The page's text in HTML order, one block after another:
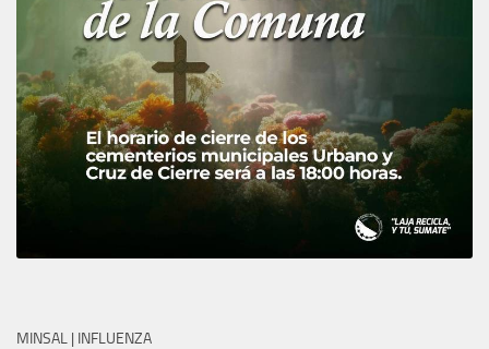
MINSAL | INFLUENZA